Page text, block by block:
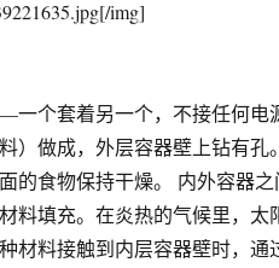
img]
个套着另一个，不接任何电
）做成，外层容器壁上钻有孔
的食物保持干燥。 内外容器
料填充。在炎热的气候里，太
材料接触到内层容器壁时，通